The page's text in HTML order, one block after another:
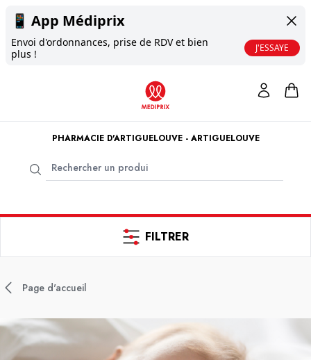
📱 App Médiprix
Envoi d'ordonnances, prise de RDV et bien
plus !
J'ESSAYE
PHARMACIE D'ARTIGUELOUVE - ARTIGUELOUVE
FILTRER
Page d'accueil